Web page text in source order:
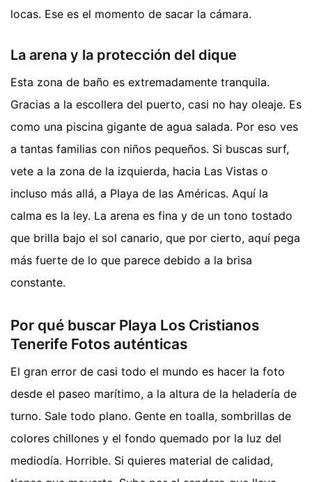
locas. Ese es el momento de sacar la cámara.
La arena y la protección del dique
Esta zona de baño es extremadamente tranquila.
Gracias a la escollera del puerto, casi no hay oleaje. Es
como una piscina gigante de agua salada. Por eso ves
a tantas familias con niños pequeños. Si buscas surf,
vete a la zona de la izquierda, hacia Las Vistas o
incluso más allá, a Playa de las Américas. Aquí la
calma es la ley. La arena es fina y de un tono tostado
que brilla bajo el sol canario, que por cierto, aquí pega
más fuerte de lo que parece debido a la brisa
constante.
Por qué buscar Playa Los Cristianos
Tenerife Fotos auténticas
El gran error de casi todo el mundo es hacer la foto
desde el paseo marítimo, a la altura de la heladería de
turno. Sale todo plano. Gente en toalla, sombrillas de
colores chillones y el fondo quemado por la luz del
mediodía. Horrible. Si quieres material de calidad,